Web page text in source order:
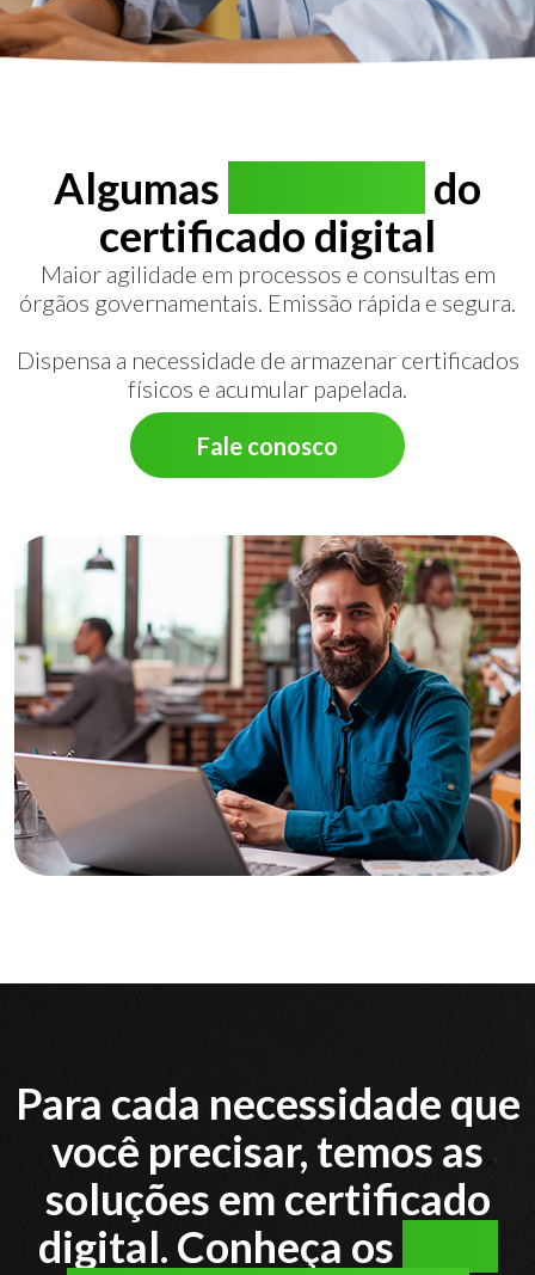
Algumas
do
certificado digital
Maior agilidade em processos e consultas em
órgãos governamentais. Emissão rápida e segura.
Dispensa a necessidade de armazenar certificados
físicos e acumular papelada.
Fale conosco
Para cada necessidade que
você precisar, temos as
soluções em certificado
digital. Conheça os